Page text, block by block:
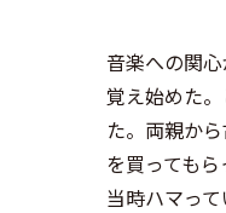
音楽への関
覚え始めた
た。両親か
を買っても
当時ハマっ